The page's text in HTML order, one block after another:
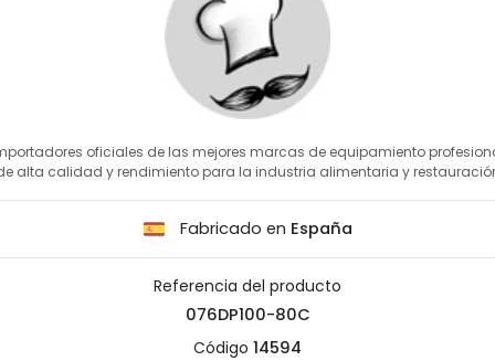
oficiales de las mejores marcas de equipamiento
alta calidad y rendimiento para la industria alimentaria y
Fabricado en España
Referencia del producto
076DP100-80C
Código 14594